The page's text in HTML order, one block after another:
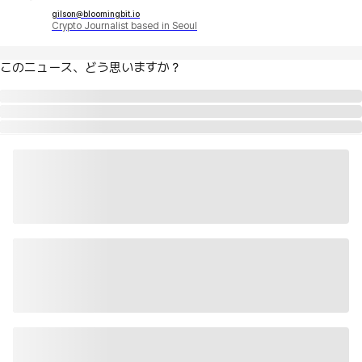
gilson@bloomingbit.io
Crypto Journalist based in Seoul
このニュース、どう思いますか？